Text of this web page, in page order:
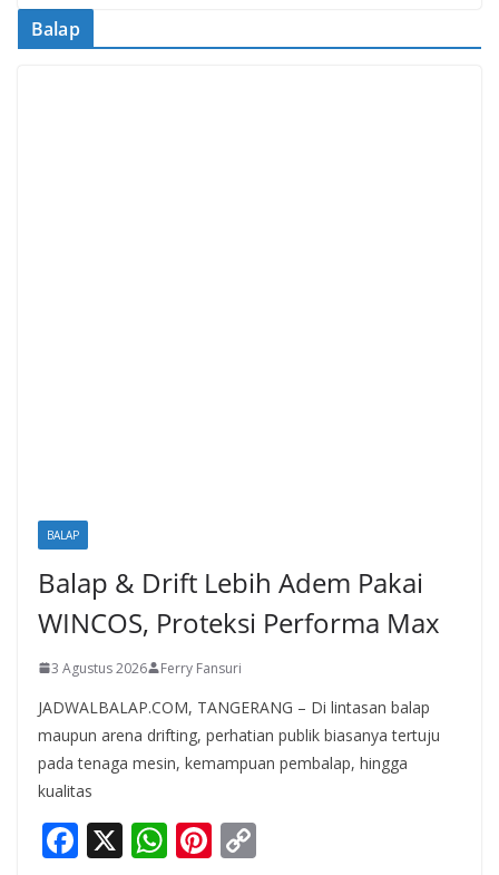
Balap
BALAP
Balap & Drift Lebih Adem Pakai
WINCOS, Proteksi Performa Max
3 Agustus 2026 Ferry Fansuri
JADWALBALAP.COM, TANGERANG – Di lintasan balap
maupun arena drifting, perhatian publik biasanya tertuju
pada tenaga mesin, kemampuan pembalap, hingga
kualitas
F X W Pi